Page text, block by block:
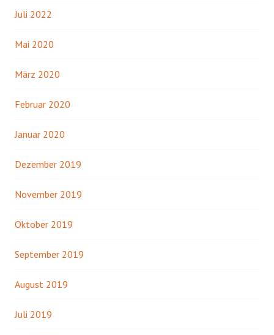
Juli 2022
Mai 2020
März 2020
Februar 2020
Januar 2020
Dezember 2019
November 2019
Oktober 2019
September 2019
August 2019
Juli 2019